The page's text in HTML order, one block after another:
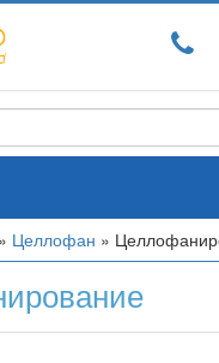
» Целлофан »